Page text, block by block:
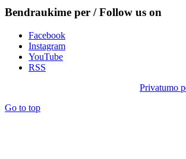
Bendraukime per / Follow us on
Facebook
Instagram
YouTube
RSS
Privatumo
Go to top